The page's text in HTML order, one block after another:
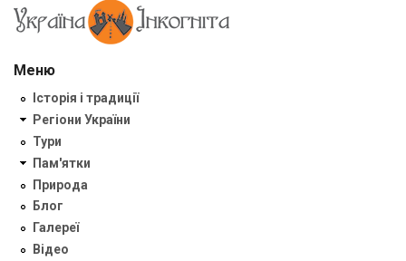
Меню
Історія і традиції
Регіони України
Тури
Пам'ятки
Природа
Блог
Галереї
Відео